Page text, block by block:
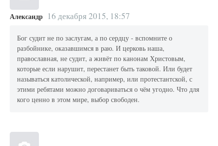
Александр 16 декабря 2015, 18:57
Бог судит не по заслугам, а по сердцу - вспомните о
разбойнике, оказавшимся в раю. И церковь наша,
православная, не судит, а живёт по канонам Христовым,
которые если нарушит, перестанет быть таковой. Или будет
называться католической, например, или протестантской, с
этими ребятами можно договариваться о чём угодно. Что для
кого ценно в этом мире, выбор свободен.